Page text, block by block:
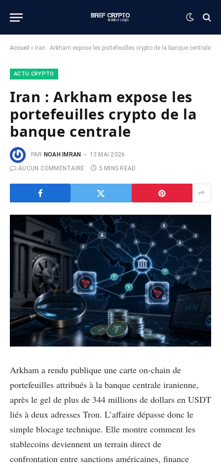
Accueil » Iran : Arkham expose les portefeuilles crypto de la banque centrale
ACTU CRYPTO
Iran : Arkham expose les
portefeuilles crypto de la
banque centrale
PAR NOAH IMRAN
13 MAI 2026
AUCUN COMMENTAIRE
5 MINS READ
Arkham a rendu publique une carte on-chain de
portefeuilles attribués à la banque centrale iranienne,
après le gel de plus de 344 millions de dollars en USDT
liés à deux adresses Tron. L’affaire dépasse donc le
simple blocage technique. Elle montre comment les
stablecoins deviennent un terrain direct de
confrontation entre sanctions américaines, finance